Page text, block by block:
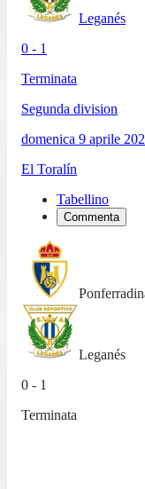
Leganés
0 - 1
Terminata
Segunda division
domenica 9 aprile
El Toralín
Tabellino
Commenta
Leganés
0 - 1
Terminata